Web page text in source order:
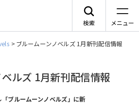
検索 メニュー
> ブルームーンノベルズ 1月新刊配信情報
ルズ 1月新刊配信情報
ブルームーンノベルズ」に新